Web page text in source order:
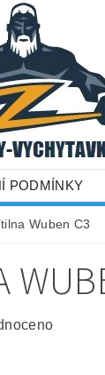
PODMÍNKY
Wuben C3